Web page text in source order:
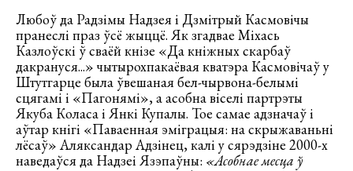
Любоў да Радзімы Надзея і Дзмітрый Касмовічы
пранеслі праз ўсё жыццё. Як згадвае Міхась
Казлоўскі ў сваёй кнізе «Да кніжных скарбаў
дакрануся...» чытырохпакаёвая кватэра Касмовічаў у
Штутгарце была ўвешаная бел-чырвона-белымі
сцягамі і «Пагонямі», а асобна віселі партрэты
Якуба Коласа і Янкі Купалы. Тое самае адзначаў і
аўтар кнігі «Паваенная эміграцыя: на скрыжаваньні
лёсаў» Аляксандар Адзінец, калі у сярэдзіне 2000-х
наведаўся да Надзеі Язэпаўны: «Асобнае месца ў